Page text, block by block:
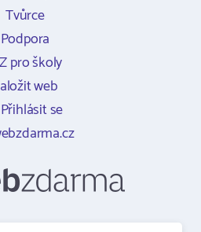
Tvůrce
Podpora
pro školy
web
se